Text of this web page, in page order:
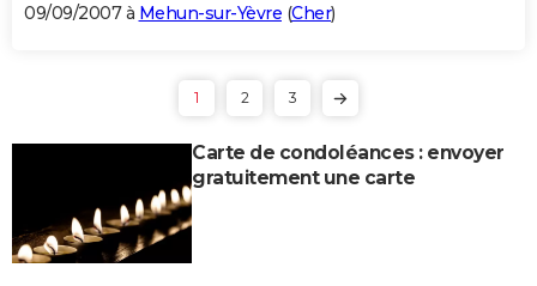
09/09/2007 à Mehun-sur-Yèvre (Cher)
1 2 3
Carte de condoléances : envoyer
gratuitement une carte